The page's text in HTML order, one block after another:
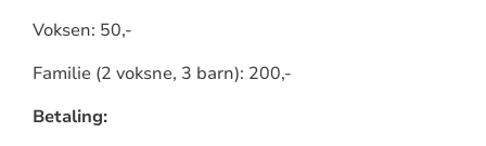
Voksen: 50,-
Familie (2 voksne, 3 barn): 200,-
Betaling: